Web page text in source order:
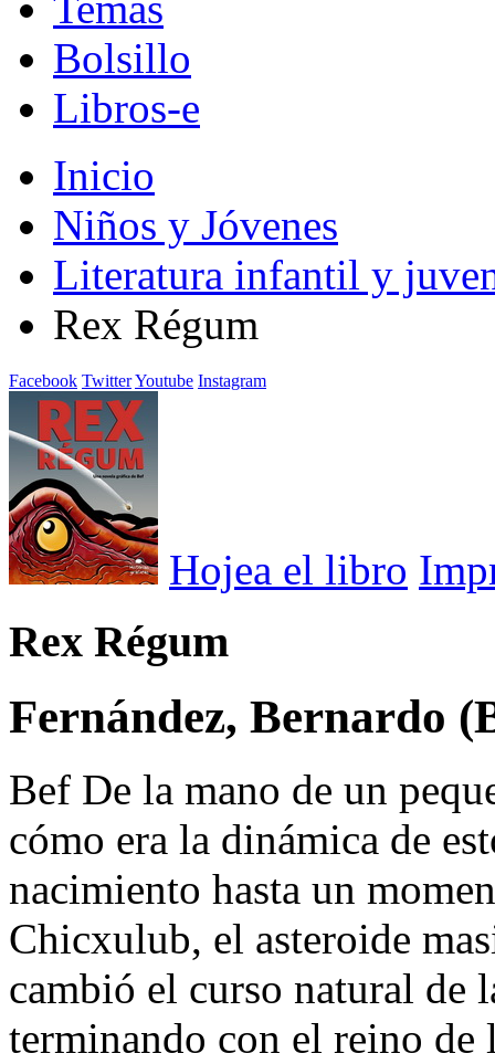
Bolsillo
Libros-e
Inicio
Niños y Jóvenes
Literatura infantil y
Rex Régum
Facebook TwitterYoutube Instagram
Hojea el libro
Rex Régum
Fernández, Bernardo
Bef De la mano de un
cómo era la dinámica de
nacimiento hasta un
Chicxulub, el asteroide
cambió el curso natural de
terminando con el reino de